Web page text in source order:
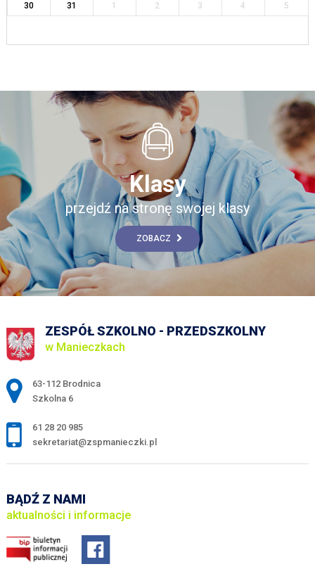
30
31 1 2 3 4 5
Klasy
przejdź na stronę swojej klasy
ZOBACZ
ZESPÓŁ SZKOLNO - PRZEDSZKOLNY
w Manieczkach
Adres pocztowy:
63-112 Brodnica
Szkolna 6
61 28 20 985
sekretariat@zspmanieczki.pl
BĄDŹ Z NAMI
aktualności i informacje